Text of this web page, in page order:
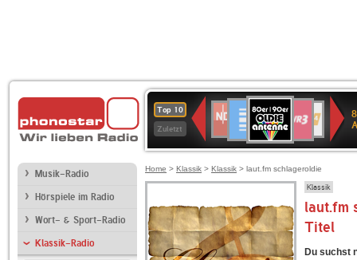
Top 10
Zuletzt
Deutschlandfunk
80er
90er
OLDIE
ANTENNE
SWR3
SWR
Kultur
NDR
2
Musik-Radio
Hörspiele im Radio
Wort- & Sport-Radio
Klassik-Radio
Home > Klassik > Klassik > laut.fm schlageroldie
Klassik
laut.fm
Titel
Du suchst